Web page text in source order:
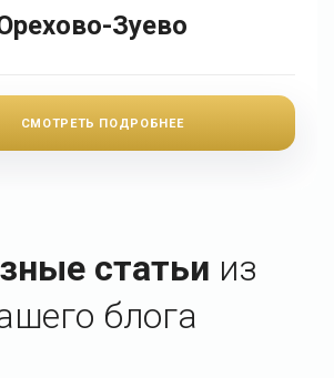
Зуево
СМОТРЕТЬ ПОДРОБНЕЕ
статьи из
блога